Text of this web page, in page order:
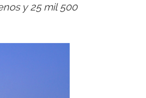
y 25 mil 500